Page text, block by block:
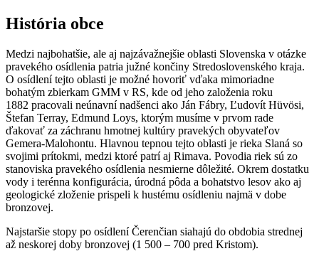
História obce
Medzi najbohatšie, ale aj najzávažnejšie oblasti Slovenska v otázke
pravekého osídlenia patria južné končiny Stredoslovenského kraja.
O osídlení tejto oblasti je možné hovoriť vďaka mimoriadne
bohatým zbierkam GMM v RS, kde od jeho založenia roku
1882 pracovali neúnavní nadšenci ako Ján Fábry, Ľudovít Hüvösi,
Štefan Terray, Edmund Loys, ktorým musíme v prvom rade
ďakovať za záchranu hmotnej kultúry pravekých obyvateľov
Gemera-Malohontu. Hlavnou tepnou tejto oblasti je rieka Slaná so
svojimi prítokmi, medzi ktoré patrí aj Rimava. Povodia riek sú zo
stanoviska pravekého osídlenia nesmierne dôležité. Okrem dostatku
vody i terénna konfigurácia, úrodná pôda a bohatstvo lesov ako aj
geologické zloženie prispeli k hustému osídleniu najmä v dobe
bronzovej.
Najstaršie stopy po osídlení Čerenčian siahajú do obdobia strednej
až neskorej doby bronzovej (1 500 – 700 pred Kristom).